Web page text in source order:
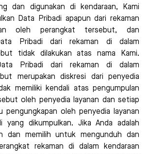
dan digunakan di kendaraan, Kami
Data Pribadi apapun dari rekaman
oleh perangkat tersebut, dan
Pribadi dari rekaman di dalam
tidak dilakukan atas nama Kami.
Pribadi dari rekaman di dalam
merupakan diskresi dari penyedia
memiliki kendali atas pengumpulan
oleh penyedia layanan dan setiap
pengungkapan oleh penyedia layanan
yang dikumpulkan. Jika Anda adalah
dan memilih untuk mengunduh dan
rekaman di dalam kendaraan